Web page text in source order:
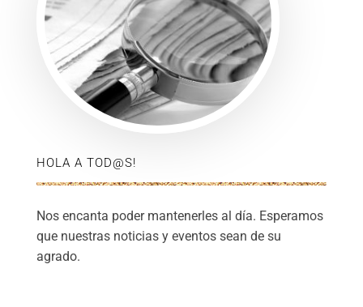
HOLA A TOD@S!
Nos encanta poder mantenerles al día. Esperamos
que nuestras noticias y eventos sean de su
agrado.